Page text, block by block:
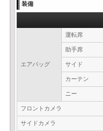
装備
エアバッグ
運転席
助手席
サイド
カーテン
ニー
フロントカメラ
サイドカメラ